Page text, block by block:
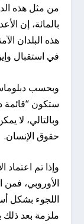
بالمائة، إن
هذه البلدان
في استقبال
وبحسب
ستكون “قائمة
وبالتالي، لا
حقوق الإنسان.
وإذا تم اعتماد
الأوروبي،
اللجوء بشكل
ملزمة بعد ذلك